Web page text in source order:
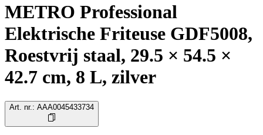
METRO Professional
Elektrische Friteuse GDF5008,
Roestvrij staal, 29.5 × 54.5 ×
42.7 cm, 8 L, zilver
Art. nr. : AAA0045433734